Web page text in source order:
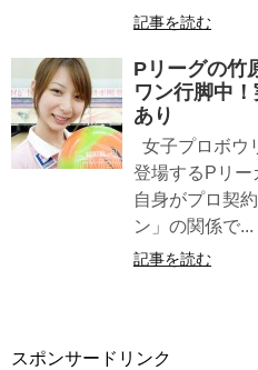
記事を読む
Pリーグの竹
ワン行脚中
あり
女子プロボウ
登場するPリー
自身がプロ契
ン」の関係で...
記事を読む
スポンサードリンク